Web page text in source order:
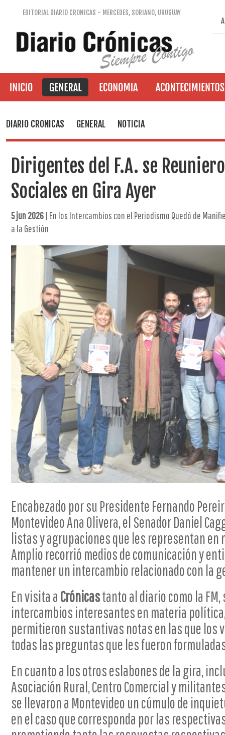
EDITORIAL DIARIO CRONICAS - MERCEDES, SORIANO, URUGUAY
DIARIO CRONICAS GENERAL NOTICIA
Dirigentes del F.A. se
Sociales en Gira Ayer
5 jun 2026 | En los Intercambios con el Periodismo Quedó de
a la Gestión
Encabezado por su Presidente Fernando
Montevideo Ana Olivera, el Senador Daniel
listas y agrupaciones que les representan
Amplio recorrió medios de comunicación y
mantener un intercambio relacionado con la
En visita a Crónicastanto al diario como la
intercambios interesantes en materia
permitieron sustantivas notas en las que los
todas las preguntas que les fueron
En cuanto a los otros eslabones de la gira,
Asociación Rural, Centro Comercial y
se llevaron a Montevideo un cúmulo de
en el caso que corresponda por las